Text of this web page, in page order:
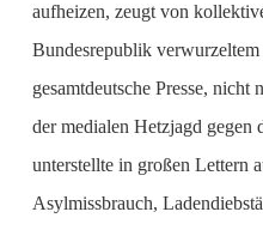
aufheizen, zeugt von
Bundesrepublik verwurzeltem
gesamtdeutsche Presse, nicht
der medialen Hetzjagd gegen
unterstellte in großen Lettern
Asylmissbrauch,